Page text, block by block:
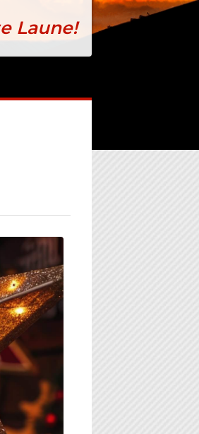
Laune!